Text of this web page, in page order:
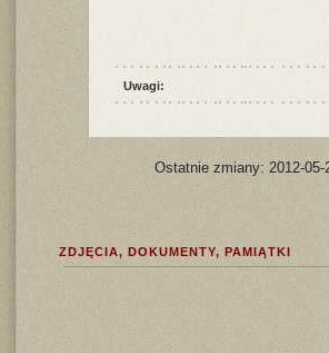
Uwagi:
Ostatnie zmiany: 2012-05-
ZDJĘCIA, DOKUMENTY, PAMIĄTKI